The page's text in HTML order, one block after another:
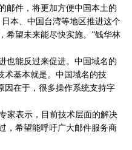
邮件，将更加方便中国本土的
本、中国台湾等地区推进这个
希望未来能尽快实施。”钱华林
能反过来促进。中国域名的
术基本就是。中国域名的技
因在于，很多操作系统支持字
表示，目前技术层面的解决
，希望能呼吁广大邮件服务商